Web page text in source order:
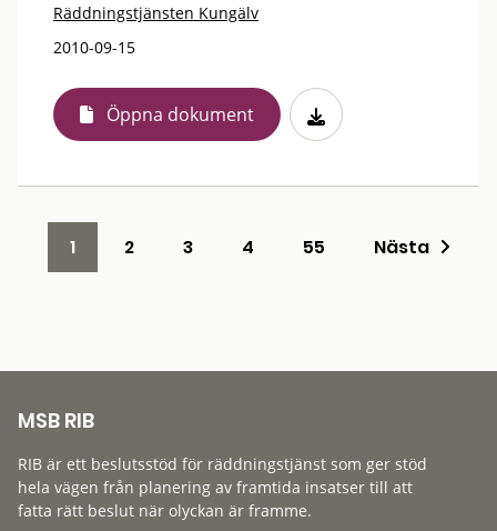
Räddningstjänsten Kungälv
2010-09-15
Öppna dokument
1 2 3 4 55 Nästa
MSB RIB
RIB är ett beslutsstöd för räddningstjänst som ger stöd
hela vägen från planering av framtida insatser till att
fatta rätt beslut när olyckan är framme.